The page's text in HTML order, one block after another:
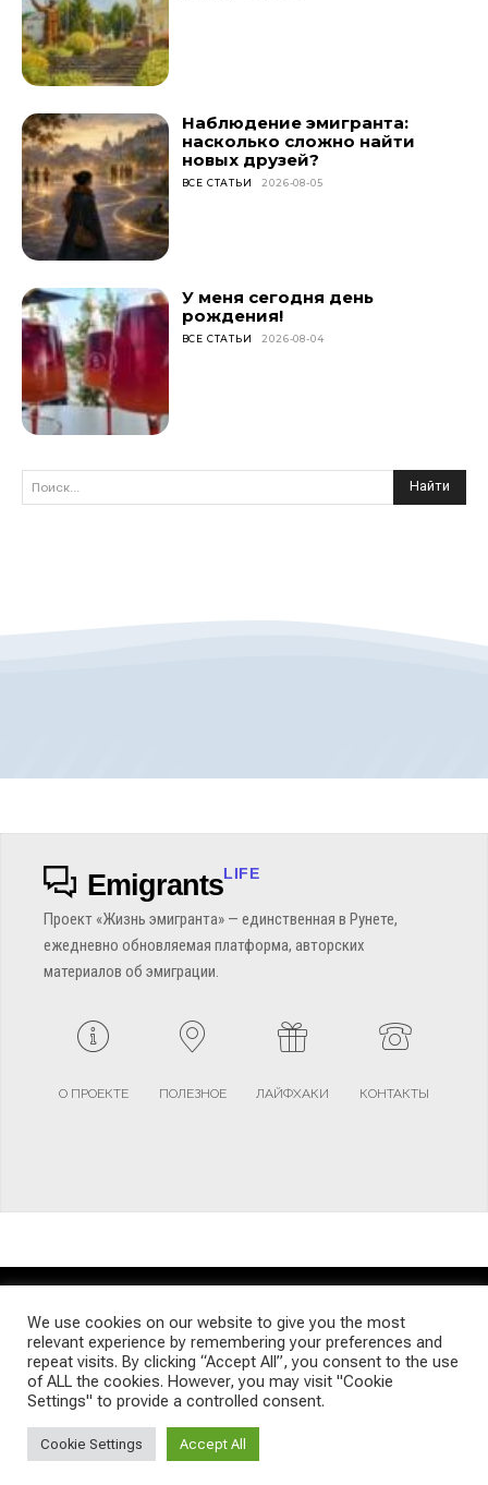
Наблюдение эмигранта:
насколько сложно найти
новых друзей?
ВСЕ СТАТЬИ 2026-08-05
У меня сегодня день
рождения!
ВСЕ СТАТЬИ 2026-08-04
Поиск... Найти
EmigrantsLIFE
Проект «Жизнь эмигранта» — единственная в Рунете,
ежедневно обновляемая платформа, авторских
материалов об эмиграции.
О ПРОЕКТЕ ПОЛЕЗНОЕ ЛАЙФХАКИ КОНТАКТЫ
TERMS AND CONDITIONS PRIVACY POLICY SITEMAP
© Emigrants Life WordPress Theme by TagDiv
We use cookies on our website to give you the most
relevant experience by remembering your preferences and
repeat visits. By clicking “Accept All”, you consent to the use
of ALL the cookies. However, you may visit "Cookie
Settings" to provide a controlled consent.
Cookie Settings Accept All